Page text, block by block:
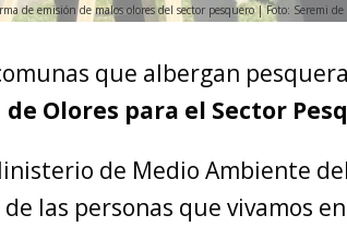
de emisión de malos olores del sector pesquero | Foto: Seremi
que albergan
Olores para el Sector
de Medio Ambiente
las personas que vivamos